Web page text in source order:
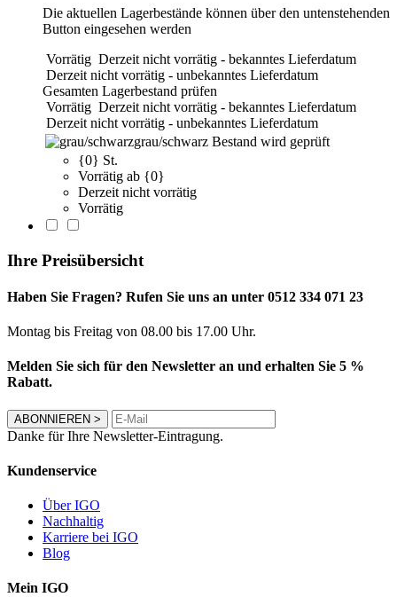
Die aktuellen Lagerbestände können über den untenstehenden
Button eingesehen werden
Vorrätig Derzeit nicht vorrätig - bekanntes Lieferdatum
Derzeit nicht vorrätig - unbekanntes Lieferdatum
Gesamten Lagerbestand prüfen
Vorrätig Derzeit nicht vorrätig - bekanntes Lieferdatum
Derzeit nicht vorrätig - unbekanntes Lieferdatum
grau/schwarz Bestand wird geprüft
{0} St.
Vorrätig ab {0}
Derzeit nicht vorrätig
Vorrätig
Ihre Preisübersicht
Haben Sie Fragen? Rufen Sie uns an unter 0512 334 071 23
Montag bis Freitag von 08.00 bis 17.00 Uhr.
Melden Sie sich für den Newsletter an und erhalten Sie 5 %
Rabatt.
ABONNIEREN >
Danke für Ihre Newsletter-Eintragung.
Kundenservice
Über IGO
Nachhaltig
Karriere bei IGO
Blog
Mein IGO